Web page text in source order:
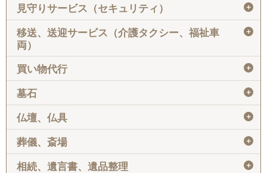
見守りサービス（セキュリティ） ＋
移送、送迎サービス（介護タクシー、福祉車
両）
＋
買い物代行 ＋
墓石 ＋
仏壇、仏具 ＋
葬儀、斎場 ＋
相続、遺言書、遺品整理 ＋